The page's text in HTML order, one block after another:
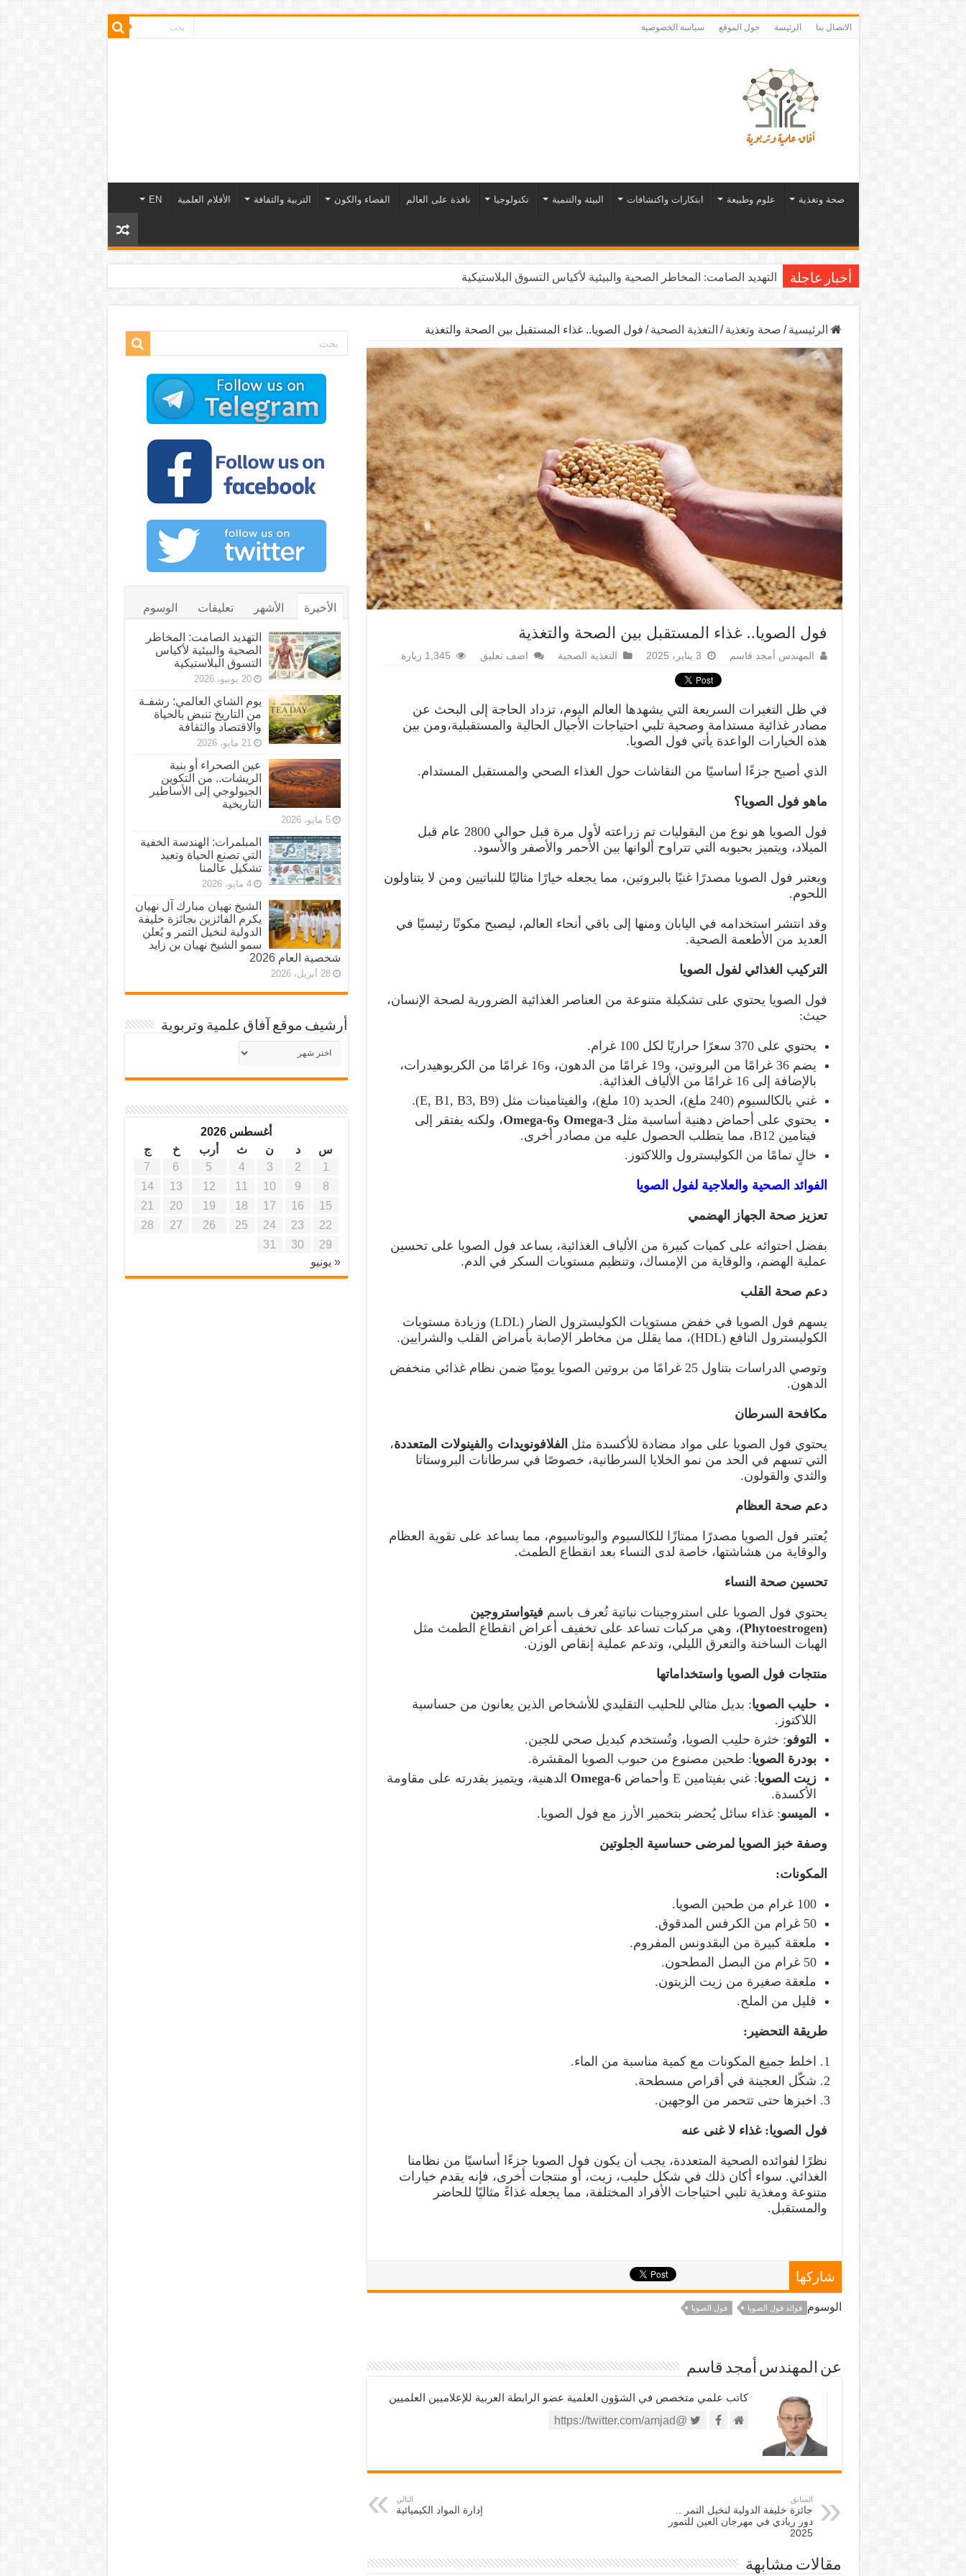
الاتصال بنا الرئيسة حول الموقع سياسة الخصوصية
صحة وتغذية علوم وطبيعة ابتكارات واكتشافات البيئة والتنمية تكنولوجيا نافذة على العالم الفضاء والكون التربية والثقافة الأفلام العلمية EN
أخبار عاجلة التهديد الصامت: المخاطر الصحية والبيئية لأكياس التسوق البلاستيكية
الرئيسية / صحة وتغذية / التغذية الصحية / فول الصويا.. غذاء المستقبل بين الصحة والتغذية
فول الصويا.. غذاء المستقبل بين الصحة والتغذية
المهندس أمجد قاسم 3 يناير، 2025 التغذية الصحية اضف تعليق 1,345 زيارة
في ظل التغيرات السريعة التي يشهدها العالم اليوم، تزداد الحاجة إلى البحث عن
مصادر غذائية مستدامة وصحية تلبي احتياجات الأجيال الحالية والمستقبلية،ومن بين
هذه الخيارات الواعدة يأتي فول الصويا.
الذي أصبح جزءًا أساسيًا من النقاشات حول الغذاء الصحي والمستقبل المستدام.
ماهو فول الصويا؟
فول الصويا هو نوع من البقوليات تم زراعته لأول مرة قبل حوالي 2800 عام قبل
الميلاد، ويتميز بحبوبه التي تتراوح ألوانها بين الأحمر والأصفر والأسود.
ويعتبر فول الصويا مصدرًا غنيًا بالبروتين، مما يجعله خيارًا مثاليًا للنباتيين ومن لا يتناولون
اللحوم.
وقد انتشر استخدامه في اليابان ومنها إلى باقي أنحاء العالم، ليصبح مكونًا رئيسيًا في
العديد من الأطعمة الصحية.
التركيب الغذائي لفول الصويا
فول الصويا يحتوي على تشكيلة متنوعة من العناصر الغذائية الضرورية لصحة الإنسان،
حيث:
يحتوي على 370 سعرًا حراريًا لكل 100 غرام.
يضم 36 غرامًا من البروتين، و19 غرامًا من الدهون، و16 غرامًا من الكربوهيدرات،
بالإضافة إلى 16 غرامًا من الألياف الغذائية.
غني بالكالسيوم (240 ملغ)، الحديد (10 ملغ)، والفيتامينات مثل (E, B1, B3, B9).
يحتوي على أحماض دهنية أساسية مثلOmega-3 وOmega-6، ولكنه يفتقر إلى
فيتامين B12، مما يتطلب الحصول عليه من مصادر أخرى.
خالٍ تمامًا من الكوليسترول واللاكتوز.
الفوائد الصحية والعلاجية لفول الصويا
تعزيز صحة الجهاز الهضمي
بفضل احتوائه على كميات كبيرة من الألياف الغذائية، يساعد فول الصويا على تحسين
عملية الهضم، والوقاية من الإمساك، وتنظيم مستويات السكر في الدم.
دعم صحة القلب
يسهم فول الصويا في خفض مستويات الكوليسترول الضار (LDL) وزيادة مستويات
الكوليسترول النافع (HDL)، مما يقلل من مخاطر الإصابة بأمراض القلب والشرايين.
وتوصي الدراسات بتناول 25 غرامًا من بروتين الصويا يوميًا ضمن نظام غذائي منخفض
الدهون.
مكافحة السرطان
يحتوي فول الصويا على مواد مضادة للأكسدة مثل الفلافونويدات و الفينولات المتعددة،
التي تسهم في الحد من نمو الخلايا السرطانية، خصوصًا في سرطانات البروستاتا
والثدي والقولون.
دعم صحة العظام
يُعتبر فول الصويا مصدرًا ممتازًا للكالسيوم والبوتاسيوم، مما يساعد على تقوية العظام
والوقاية من هشاشتها، خاصة لدى النساء بعد انقطاع الطمث.
تحسين صحة النساء
يحتوي فول الصويا على استروجينات نباتية تُعرف باسم فيتواستروجين
(Phytoestrogen)
، وهي مركبات تساعد على تخفيف أعراض انقطاع الطمث مثل
الهبات الساخنة والتعرق الليلي، وتدعم عملية إنقاص الوزن.
منتجات فول الصويا واستخداماتها
حليب الصويا: بديل مثالي للحليب التقليدي للأشخاص الذين يعانون من حساسية
اللاكتوز.
التوفو: خثرة حليب الصويا، وتُستخدم كبديل صحي للجبن.
بودرة الصويا: طحين مصنوع من حبوب الصويا المقشرة.
زيت الصويا: غني بفيتامين E وأحماض Omega-6 الدهنية، ويتميز بقدرته على مقاومة
الأكسدة.
الميسو: غذاء سائل يُحضر بتخمير الأرز مع فول الصويا.
وصفة خبز الصويا لمرضى حساسية الجلوتين
المكونات:
100 غرام من طحين الصويا.
50 غرام من الكرفس المدقوق.
ملعقة كبيرة من البقدونس المفروم.
50 غرام من البصل المطحون.
ملعقة صغيرة من زيت الزيتون.
قليل من الملح.
طريقة التحضير :
اخلط جميع المكونات مع كمية مناسبة من الماء.
شكّل العجينة في أقراص مسطحة.
اخبزها حتى تتحمر من الوجهين.
فول الصويا: غذاء لا غنى عنه
نظرًا لفوائده الصحية المتعددة، يجب أن يكون فول الصويا جزءًا أساسيًا من نظامنا
الغذائي. سواء أكان ذلك في شكل حليب، زيت، أو منتجات أخرى، فإنه يقدم خيارات
متنوعة ومغذية تلبي احتياجات الأفراد المختلفة، مما يجعله غذاءً مثاليًا للحاضر
والمستقبل.
شاركها
الوسوم فوائد فول الصويا فول الصويا
عن المهندس أمجد قاسم
كاتب علمي متخصص في الشؤون العلمية عضو الرابطة العربية للإعلاميين العلميين
@https://twitter.com/amjad
السابق
جائزة خليفة الدولية لنخيل التمر ..
دور ريادي في مهرجان العين للتمور
2025
التالي
إدارة المواد الكيميائية
مقالات مشابهة
الأخيرة الأشهر تعليقات الوسوم
التهديد الصامت: المخاطر
الصحية والبيئية لأكياس
التسوق البلاستيكية
20 يونيو، 2026
يوم الشاي العالمي: رشفـة
من التاريخ تنبض بالحياة
والاقتصاد والثقافة
21 مايو، 2026
عين الصحراء أو بنية
الريشات.. من التكوين
الجيولوجي إلى الأساطير
التاريخية
5 مايو، 2026
المبلمرات: الهندسة الخفية
التي تصنع الحياة وتعيد
تشكيل عالمنا
4 مايو، 2026
الشيخ نهيان مبارك آل نهيان
يكرم الفائزين بجائزة خليفة
الدولية لنخيل التمر و يُعلن
سمو الشيخ نهيان بن زايد
شخصية العام 2026
28 أبريل، 2026
أرشيف موقع آفاق علمية وتربوية
أرشيف
موقع
أغسطس 2026
س
د ن ث أرب خ
ج
1
2
3
4
5
6
7
8
9
10
11
12
13
14
15
16
17
18
19
20
21
22
23
24
25
26
27
28
29
30
31
« يونيو